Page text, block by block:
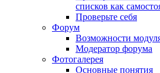
списков как
Проверьте себя
Форум
Возможности
Модератор форума
Фотогалерея
Основные понятия